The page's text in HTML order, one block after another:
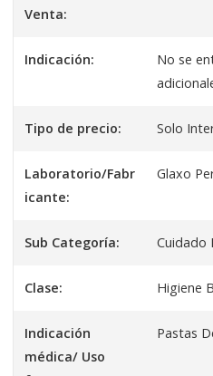
Venta:
Indicación:
No se
Tipo de precio: Solo
Laboratorio/Fabr
icante:
Glaxo
Sub Categoría: Cuidado
Clase: Higiene
Indicación
médica/ Uso
Pastas